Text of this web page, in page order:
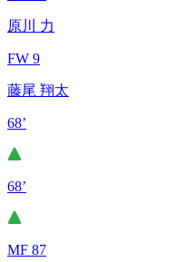
原川 力
FW 9
藤尾 翔太
68’
68’
MF 87